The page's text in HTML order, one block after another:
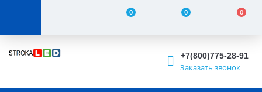
0 0 0
+7(800)775-28-91
Заказать звонок